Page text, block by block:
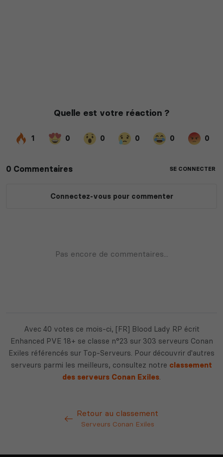
Avec 40 votes ce mois-ci, [FR] Blood Lady RP écrit
Enhanced PVE 18+ se classe n°23 sur 303 serveurs Conan
Exiles référencés sur Top-Serveurs. Pour découvrir d'autres
serveurs parmi les meilleurs, consultez notre classement
des serveurs Conan Exiles.
Retour au classement
Serveurs Conan Exiles